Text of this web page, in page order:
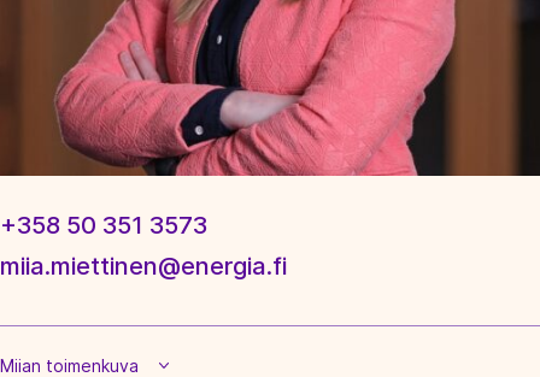
+358 50 351 3573
miia.miettinen@energia.fi
Miian toimenkuva